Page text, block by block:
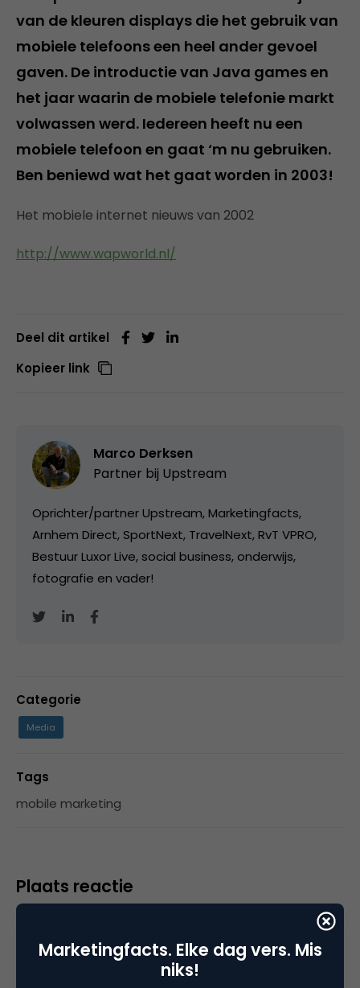
van de kleuren displays die het gebruik van
mobiele telefoons een heel ander gevoel
gaven. De introductie van Java games en
het jaar waarin de mobiele telefonie markt
volwassen werd. Iedereen heeft nu een
mobiele telefoon en gaat ‘m nu gebruiken.
Ben beniewd wat het gaat worden in 2003!
Het mobiele internet nieuws van 2002
http://www.wapworld.nl/
Deel dit artikel
Kopieer link
Marco Derksen
Partner bij Upstream
Oprichter/partner Upstream, Marketingfacts,
Arnhem Direct, SportNext, TravelNext, RvT VPRO,
Bestuur Luxor Live, social business, onderwijs,
fotografie en vader!
Categorie
Media
Tags
mobile marketing
Plaats reactie
plaatsen.
Marketingfacts. Elke dag vers. Mis
niks!